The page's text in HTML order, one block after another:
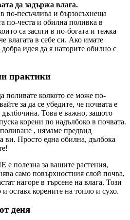
да задържа влага.
по-песъчлива и бързосъхнеща
по-честа и обилна поливка в
са засяти в по-богата и тежка
влагата в себе си. Ако имате
идея да я наторите обилно с
практики
поливате колкото се може по-
за да се убедите, че почвата е
Това е важно, защото
корени по надълбоко в почвата.
, нямаме предвид
ви. Просто една обилна, дълбока
е полезна за вашите растения,
само повърхностния слой почва,
нагоре в търсене на влага. Този
оставя корените на топло и сухо.
деня